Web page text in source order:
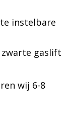
instelbare
gaslift
wij 6-8